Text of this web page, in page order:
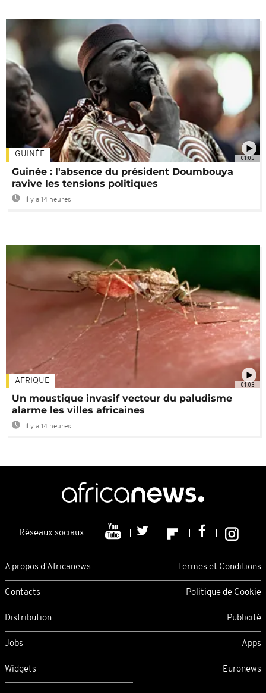
01:05
GUINÉE
Guinée : l'absence du président Doumbouya
ravive les tensions politiques
Il y a 14 heures
01:03
AFRIQUE
Un moustique invasif vecteur du paludisme
alarme les villes africaines
Il y a 14 heures
Réseaux sociaux
A propos d'Africanews Termes et Conditions
Contacts Politique de Cookie
Distribution Publicité
Jobs Apps
Widgets Euronews